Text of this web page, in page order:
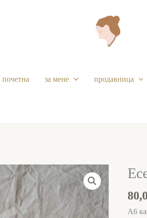
почетна за мене продавница
А6